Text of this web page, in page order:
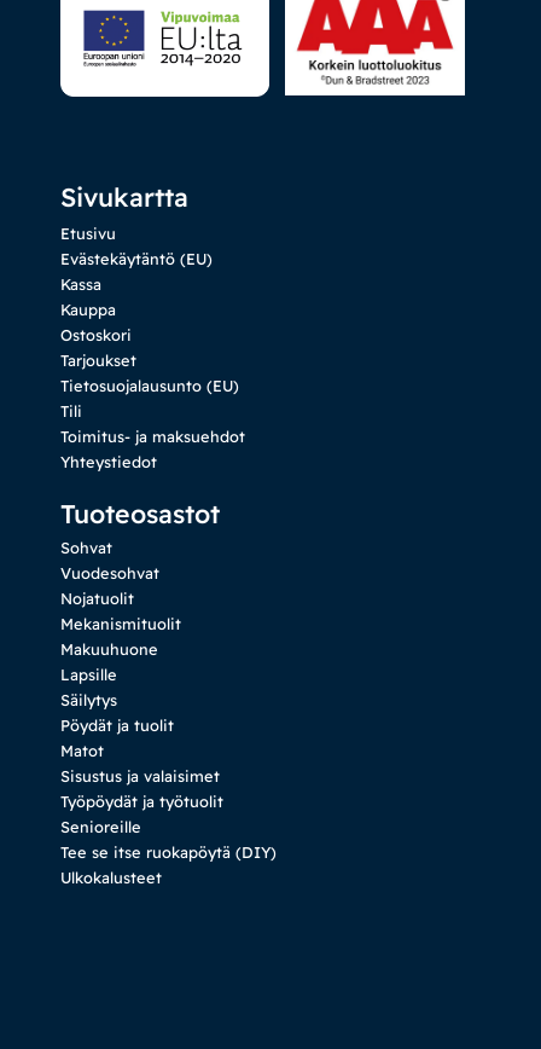
Sivukartta
Etusivu
Evästekäytäntö (EU)
Kassa
Kauppa
Ostoskori
Tarjoukset
Tietosuojalausunto (EU)
Tili
Toimitus- ja maksuehdot
Yhteystiedot
Tuoteosastot
Sohvat
Vuodesohvat
Nojatuolit
Mekanismituolit
Makuuhuone
Lapsille
Säilytys
Pöydät ja tuolit
Matot
Sisustus ja valaisimet
Työpöydät ja työtuolit
Senioreille
Tee se itse ruokapöytä (DIY)
Ulkokalusteet